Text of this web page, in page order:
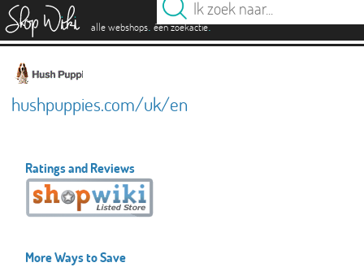
alle webshops. één zoekactie.
hushpuppies.com/uk/en
Ratings and Reviews
More Ways to Save